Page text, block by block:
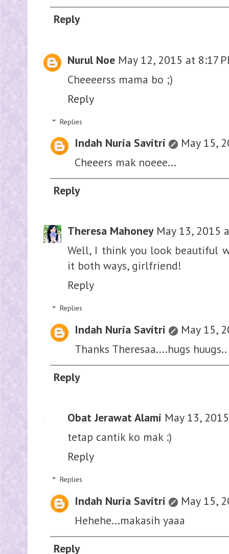
Reply
Nurul Noe May 12, 2015 at 8:17
Cheeeerss mama bo ;)
Reply
Replies
Indah Nuria Savitri
May 15,
Cheeers mak noeee...
Reply
Theresa Mahoney May 13, 2015
Well, I think you look beautiful
it both ways, girlfriend!
Reply
Replies
Indah Nuria Savitri
May 15,
Thanks Theresaa....hugs huugs..
Reply
Obat Jerawat Alami May 13,
tetap cantik ko mak :)
Reply
Replies
Indah Nuria Savitri
May 15,
Hehehe...makasih yaaa
Reply